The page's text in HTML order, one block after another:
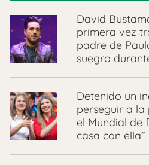
David
primera vez
padre de
suegro
Detenido un
perseguir a la
el Mundial de
casa con ella”